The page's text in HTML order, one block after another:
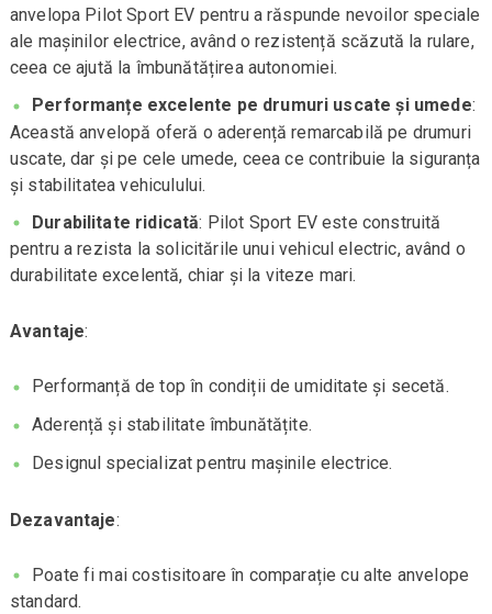
anvelopa Pilot Sport EV pentru a răspunde nevoilor speciale
ale mașinilor electrice, având o rezistență scăzută la rulare,
ceea ce ajută la îmbunătățirea autonomiei.
Performanțe excelente pe drumuri uscate și umede:
Această anvelopă oferă o aderență remarcabilă pe drumuri
uscate, dar și pe cele umede, ceea ce contribuie la siguranța
și stabilitatea vehiculului.
Durabilitate ridicată: Pilot Sport EV este construită
pentru a rezista la solicitările unui vehicul electric, având o
durabilitate excelentă, chiar și la viteze mari.
Avantaje:
Performanță de top în condiții de umiditate și secetă.
Aderență și stabilitate îmbunătățite.
Designul specializat pentru mașinile electrice.
Dezavantaje:
Poate fi mai costisitoare în comparație cu alte anvelope
standard.